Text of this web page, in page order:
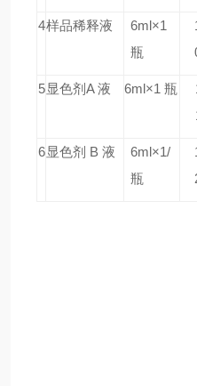
4样品稀释液
6ml×1
瓶
5显色剂A 液 6ml×1 瓶
6显色剂 B 液
6ml×1/
瓶